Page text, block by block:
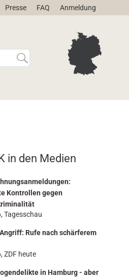
Presse FAQ Anmeldung
in den Medien
Kontrollen gegen
Tagesschau
Rufe nach schärferem
ZDF heute
in Hamburg - aber